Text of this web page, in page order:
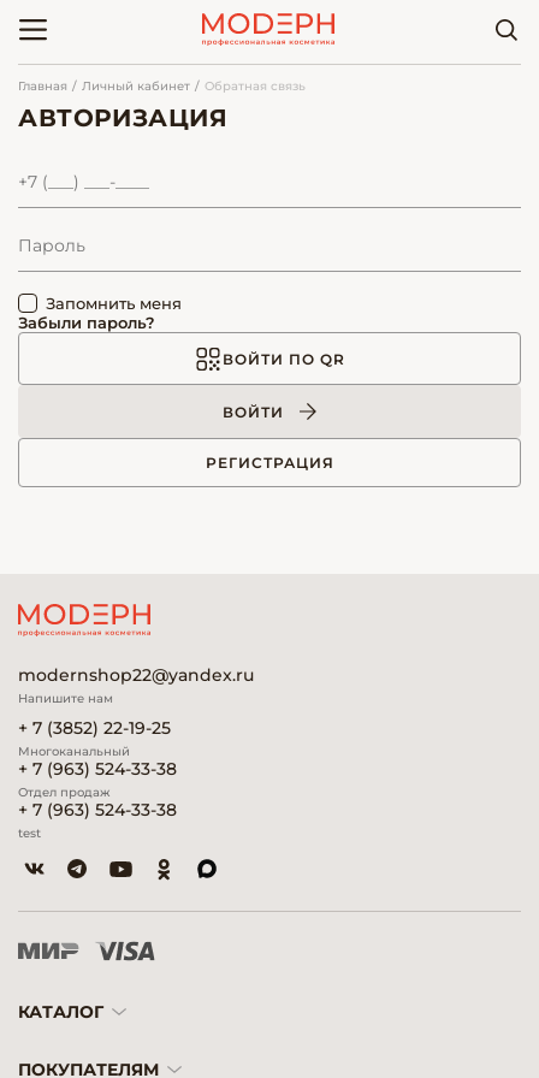
Главная Личный кабинет Обратная связь
АВТОРИЗАЦИЯ
Запомнить меня
Забыли пароль?
ВОЙТИ ПО QR
ВОЙТИ
РЕГИСТРАЦИЯ
modernshop22@yandex.ru
Напишите нам
+ 7 (3852) 22-19-25
Многоканальный
+ 7 (963) 524-33-38
Отдел продаж
+ 7 (963) 524-33-38
test
КАТАЛОГ
ПОКУПАТЕЛЯМ